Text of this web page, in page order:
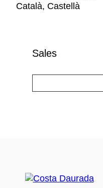
Català, Castellà
Sales